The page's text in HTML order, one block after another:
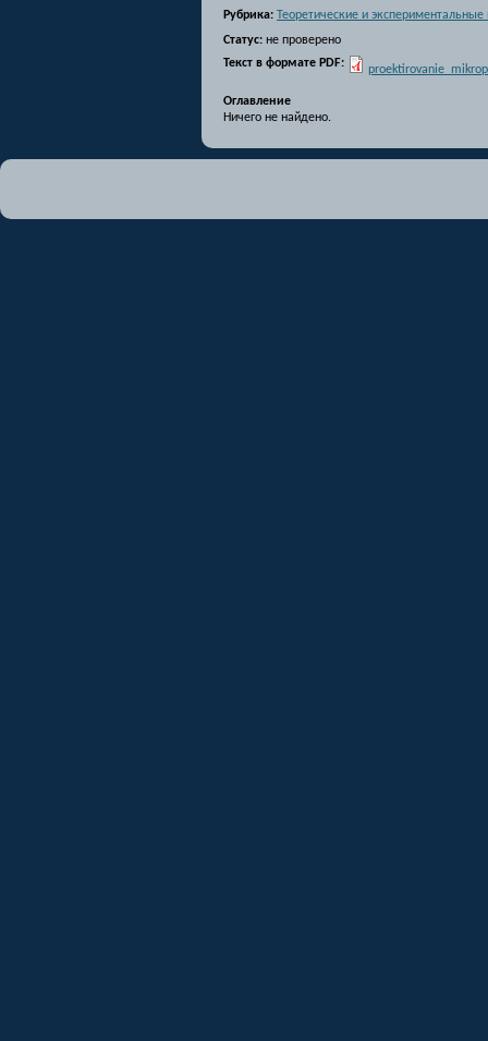
Рубрика: Теоретические и
Статус: не проверено
Текст в формате PDF:
Оглавление
Ничего не найдено.